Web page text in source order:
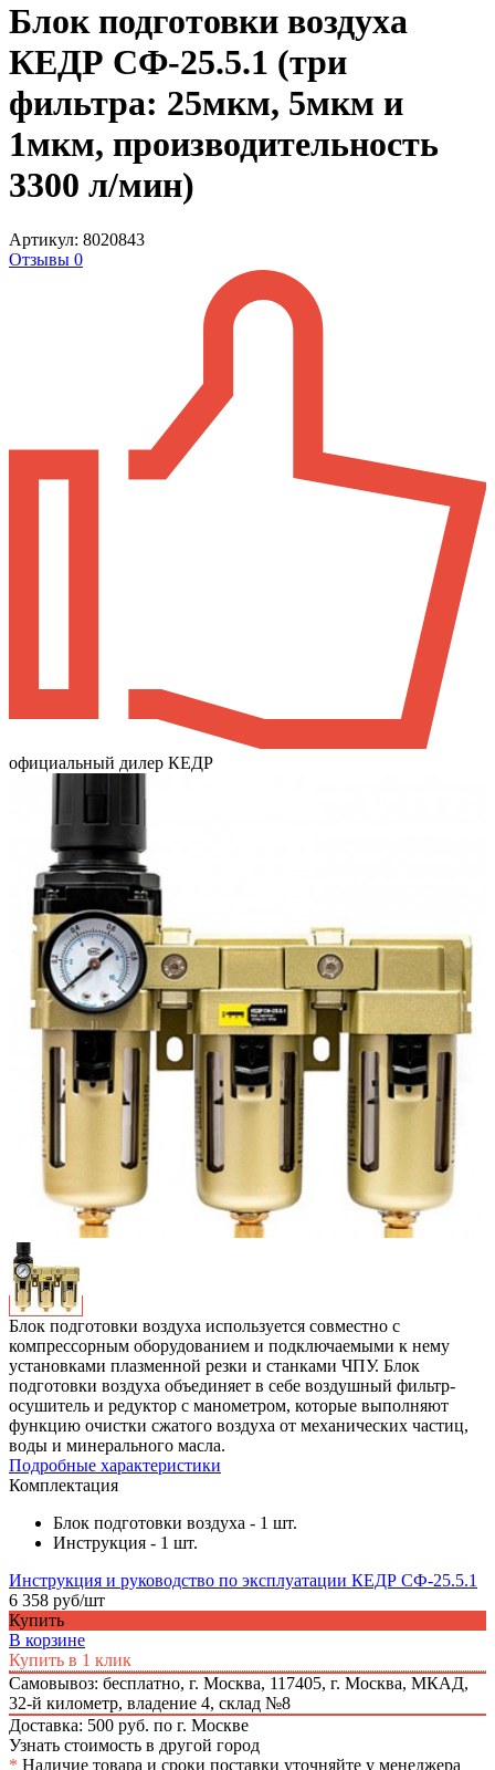
Блок подготовки воздуха
КЕДР СФ-25.5.1 (три
фильтра: 25мкм, 5мкм и
1мкм, производительность
3300 л/мин)
Артикул: 8020843
Отзывы 0
официальный дилер КЕДР
Блок подготовки воздуха используется совместно с
компрессорным оборудованием и подключаемыми к нему
установками плазменной резки и станками ЧПУ. Блок
подготовки воздуха объединяет в себе воздушный фильтр-
осушитель и редуктор с манометром, которые выполняют
функцию очистки сжатого воздуха от механических частиц,
воды и минерального масла.
Подробные характеристики
Комплектация
Блок подготовки воздуха - 1 шт.
Инструкция - 1 шт.
Инструкция и руководство по эксплуатации КЕДР СФ-25.5.1
6 358 руб/шт
Купить
В корзине
Купить в 1 клик
Самовывоз: бесплатно, г. Москва, 117405, г. Москва, МКАД,
32-й километр, владение 4, склад №8
Доставка: 500 руб. по г. Москве
Узнать стоимость в другой город
* Наличие товара и сроки поставки уточняйте у менеджера